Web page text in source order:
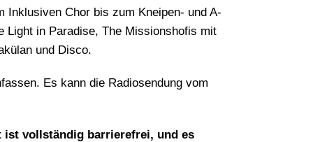
Inklusiven Chor bis zum Kneipen- und A-
Light in Paradise, The Missionshofis mit
und Disco.
Es kann die Radiosendung vom
ist vollständig barrierefrei, und es